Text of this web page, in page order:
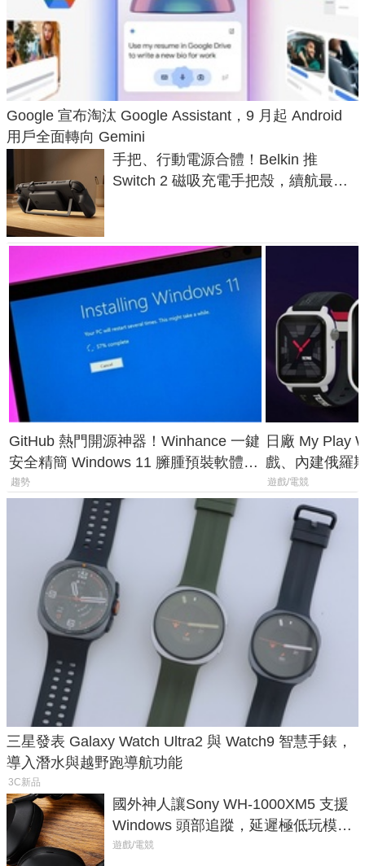
Google 宣布淘汰 Google Assistant，9 月起 Android
用戶全面轉向 Gemini
手把、行動電源合體！Belkin 推
Switch 2 磁吸充電手把殼，續航最高
GitHub 熱門開源神器！Winhance 一鍵
安全精簡 Windows 11 臃腫預裝軟體與
後台追蹤
趨勢
日廠 My Play
戲、內建俄羅
過竟然不能連
遊戲/電競
三星發表 Galaxy Watch Ultra2 與 Watch9 智慧手錶，
導入潛水與越野跑導航功能
3C新品
國外神人讓Sony WH-1000XM5 支援
Windows 頭部追蹤，延遲極低玩模擬
飛行超有感
遊戲/電競